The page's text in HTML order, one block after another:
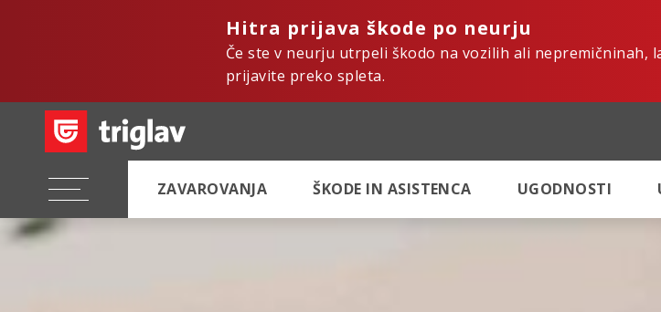
Hitra prijava škode po neurju
Če ste v neurju utrpeli škodo na vozilih ali nepremičninah,
prijavite preko spleta.
ZAVAROVANJA ŠKODE IN ASISTENCA UGODNOSTI